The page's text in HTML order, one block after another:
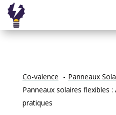
Co-valence
Panneaux
Panneaux solaires flexibles
pratiques